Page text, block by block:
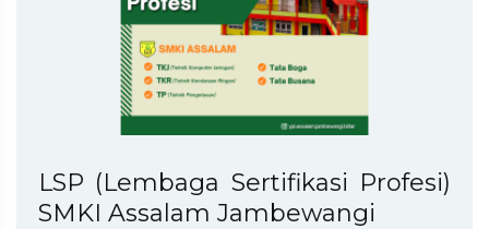
LSP (Lembaga Sertifikasi Profesi)
SMKI Assalam Jambewangi